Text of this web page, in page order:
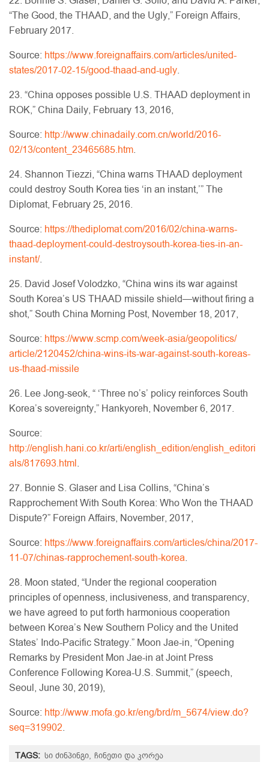
“The Good, the THAAD, and the Ugly,” Foreign Affairs,
February 2017.
Source: https://www.foreignaffairs.com/articles/united-
states/2017-02-15/good-thaad-and-ugly.
23. “China opposes possible U.S. THAAD deployment in
ROK,” China Daily, February 13, 2016,
Source: http://www.chinadaily.com.cn/world/2016-
02/13/content_23465685.htm.
24. Shannon Tiezzi, “China warns THAAD deployment
could destroy South Korea ties ‘in an instant,’” The
Diplomat, February 25, 2016.
Source: https://thediplomat.com/2016/02/china-warns-
thaad-deployment-could-destroysouth-korea-ties-in-an-
instant/.
25. David Josef Volodzko, “China wins its war against
South Korea’s US THAAD missile shield—without firing a
shot,” South China Morning Post, November 18, 2017,
Source: https://www.scmp.com/week-asia/geopolitics/
article/2120452/china-wins-its-war-against-south-koreas-
us-thaad-missile
26. Lee Jong-seok, “ ‘Three no’s’ policy reinforces South
Korea’s sovereignty,” Hankyoreh, November 6, 2017.
Source:
http://english.hani.co.kr/arti/english_edition/english_editori
als/817693.html.
27. Bonnie S. Glaser and Lisa Collins, “China’s
Rapprochement With South Korea: Who Won the THAAD
Dispute?” Foreign Affairs, November, 2017,
Source: https://www.foreignaffairs.com/articles/china/2017-
11-07/chinas-rapprochement-south-korea.
28. Moon stated, “Under the regional cooperation
principles of openness, inclusiveness, and transparency,
we have agreed to put forth harmonious cooperation
between Korea’s New Southern Policy and the United
States’ Indo-Pacific Strategy.” Moon Jae-in, “Opening
Remarks by President Mon Jae-in at Joint Press
Conference Following Korea-U.S. Summit,” (speech,
Seoul, June 30, 2019),
Source: http://www.mofa.go.kr/eng/brd/m_5674/view.do?
seq=319902.
TAGS: სი ძინპინგი ჩინეთი და კორეა